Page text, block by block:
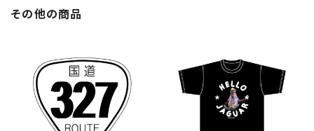
その他の商品